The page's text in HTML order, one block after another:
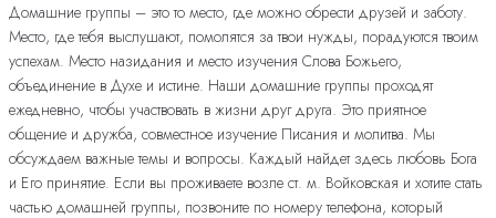
Домашние группы – это то место, где можно обрести друзей и заботу.
Место, где тебя выслушают, помолятся за твои нужды, порадуются твоим
успехам. Место назидания и место изучения Слова Божьего,
объединение в Духе и истине. Наши домашние группы проходят
ежедневно, чтобы участвовать в жизни друг друга. Это приятное
общение и дружба, совместное изучение Писания и молитва. Мы
обсуждаем важные темы и вопросы. Каждый найдет здесь любовь Бога
и Его принятие. Если вы проживаете возле ст. м. Войковская и хотите стать
частью домашней группы, позвоните по номеру телефона, который